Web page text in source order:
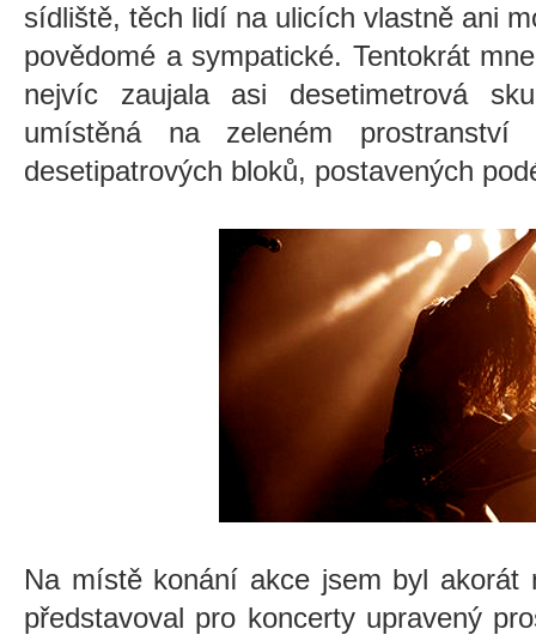
sídliště, těch lidí na ulicích vlastně ani
povědomé a sympatické. Tentokrát
nejvíc zaujala asi desetimetrová
umístěná na zeleném
desetipatrových bloků, postavených
Na místě konání akce jsem byl
představoval pro koncerty upravený